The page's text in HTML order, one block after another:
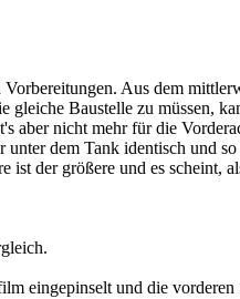
Aus dem
gleiche Baustelle zu müssen,
aber nicht mehr für die
dem Tank identisch und
ist der größere und es scheint,
eingepinselt und die